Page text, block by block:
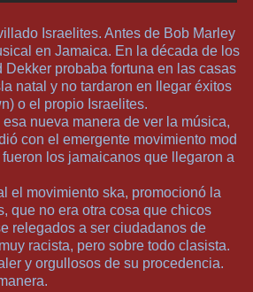
Israelites. Antes de Bob Marley
en Jamaica. En la década de los
Dekker probaba fortuna en las casas
natal y no tardaron en llegar éxitos
o el propio Israelites.
nueva manera de ver la música,
con el emergente movimiento mod
los jamaicanos que llegaron a
el movimiento ska, promocionó la
que no era otra cosa que chicos
relegados a ser ciudadanos de
racista, pero sobre todo clasista.
y orgullosos de su procedencia.